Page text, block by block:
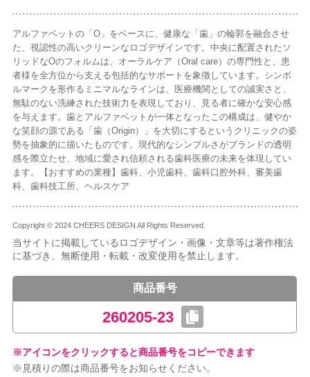
アルファベットの「O」をベースに、健康な「歯」の輪郭を融合させ
た、視認性の高いクリーンなロゴデザインです。中央に配置されたソ
リッドなOのフォルムは、オーラルケア（Oral care）の専門性と、患
者様を全方位から支える包括的なサポートを象徴しています。シンボ
ルマークを形作るミニマルなラインは、医療機関としての誠実さと、
無駄のない洗練された技術力を表現しており、見る者に確かな安心感
を与えます。歯とアルファベットが一体となったこの構成は、健やか
な笑顔の源である「歯（Origin）」を大切にするというクリニックの姿
勢を抽象的に描いたものです。現代的なシンプルさがブランドの透明
感を際立たせ、地域に愛され信頼される歯科医療の未来を体現してい
ます。【おすすめの業種】歯科、小児歯科、歯科口腔外科、審美歯
科、歯科技工所、ヘルスケア
Copyright © 2024 CHEERS DESIGN All Rights Reserved.
当サイトに掲載しているロゴデザイン・画像・文章等は著作権法
に基づき、無断使用・転載・改変使用を禁止します。
商品番号
260205-23
※アイコンをクリックすると商品番号をコピーできます
※見積りの際は商品番号をお知らせください。